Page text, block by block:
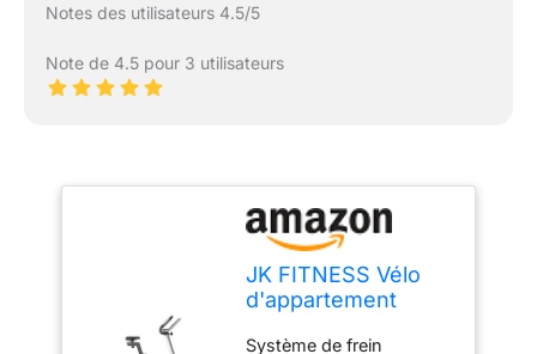
Notes des utilisateurs 4.5/5
Note de 4.5 pour 3 utilisateurs
JK FITNESS Vélo
d'appartement
Système de frein